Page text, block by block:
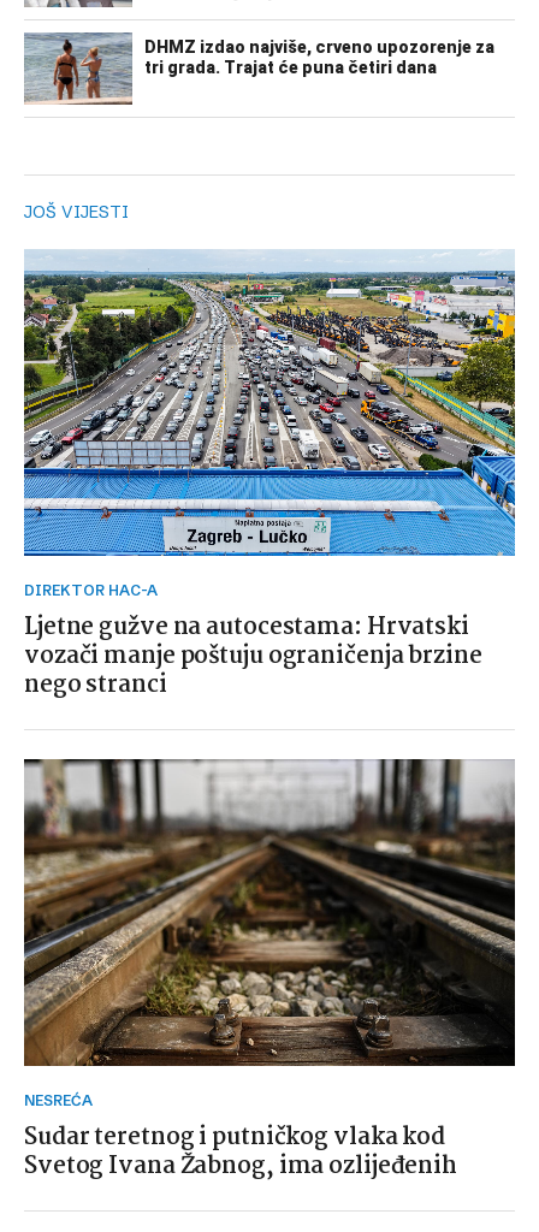
JOŠ VIJESTI
DIREKTOR HAC-A
Ljetne gužve na autocestama: Hrvatski
vozači manje poštuju ograničenja brzine
nego stranci
NESREĆA
Sudar teretnog i putničkog vlaka kod
Svetog Ivana Žabnog, ima ozlijeđenih